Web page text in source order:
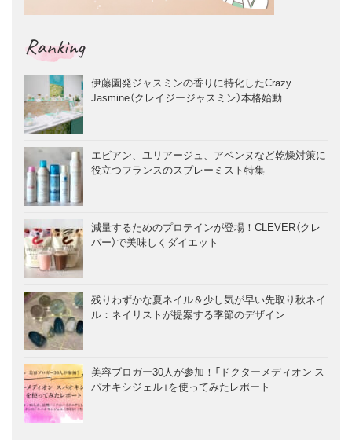
Ranking
伊藤園発ジャスミンの香りに特化したCrazy
Jasmine（クレイジージャスミン）本格始動
エビアン、ユリアージュ、アベンヌなど乾燥対策に
役立つフランスのスプレーミスト特集
減量するためのプロテインが登場！CLEVER（クレ
バー）で美味しくダイエット
残りわずかな夏ネイル＆少し気が早い先取り秋ネイ
ル：ネイリストが提案する季節のデザイン
美容ブロガー30人が参加！「ドクターメディオン ス
パオキシジェル」を使ってみたレポート